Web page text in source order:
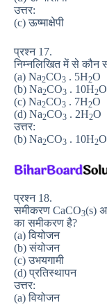
उत्तर:
(c) ऊष्माक्षेपी
प्रश्न 17.
निम्नलिखित में से कौन
(a) Na2CO3 . 5H2O
(b) Na2CO3 . 10H2O
(c) Na2CO3 . 7H2O
(d) Na2CO3 . 2H2O
उत्तर:
(b) Na2CO3 . 10H2O
प्रश्न 18.
समीकरण CaCO3(s)
का समीकरण है?
(a) वियोजन
(b) संयोजन
(c) उभयगामी
(d) प्रतिस्थापन
उत्तर:
(a) वियोजन